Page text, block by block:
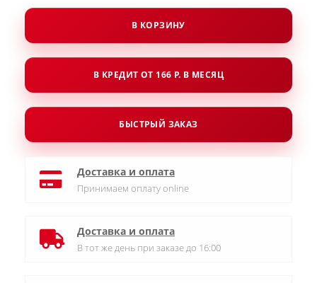
В КОРЗИНУ
В КРЕДИТ ОТ 166 Р. В МЕСЯЦ
БЫСТРЫЙ ЗАКАЗ
Доставка и оплата
Принимаем оплату online
Доставка и оплата
В тот же день при заказе до 16:00